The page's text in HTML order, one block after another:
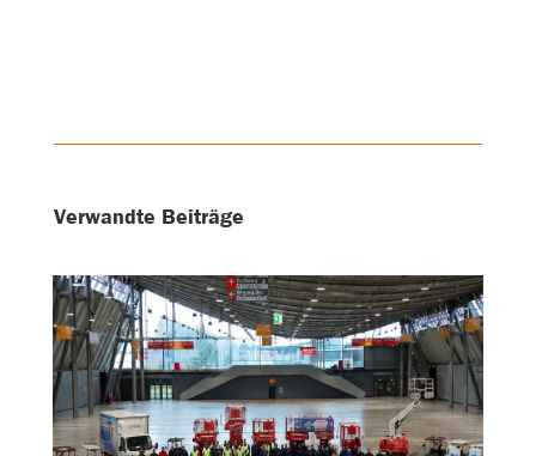
Verwandte Beiträge